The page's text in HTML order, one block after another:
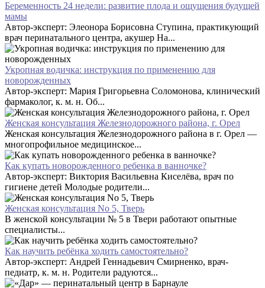
Беременность 24 недели: развитие плода и ощущения будущей
мамы
Автор-эксперт: Элеонора Борисовна Ступина, практикующий
врач перинатального центра, акушер На...
Укропная водичка: инструкция по применению для
новорожденных
Автор-эксперт: Мария Григорьевна Соломонова, клинический
фармаколог, к. м. н. Об...
Женская консультация Железнодорожного района, г. Орел
Женская консультация Железнодорожного района в г. Орел —
многопрофильное медицинское...
Как купать новорожденного ребенка в ванночке?
Автор-эксперт: Виктория Васильевна Киселёва, врач по
гигиене детей Молодые родители...
Женская консультация No 5, Тверь
В женской консультации № 5 в Твери работают опытные
специалисты...
Как научить ребёнка ходить самостоятельно?
Автор-эксперт: Андрей Геннадьевич Смирненко, врач-
педиатр, к. м. н. Родители радуются...